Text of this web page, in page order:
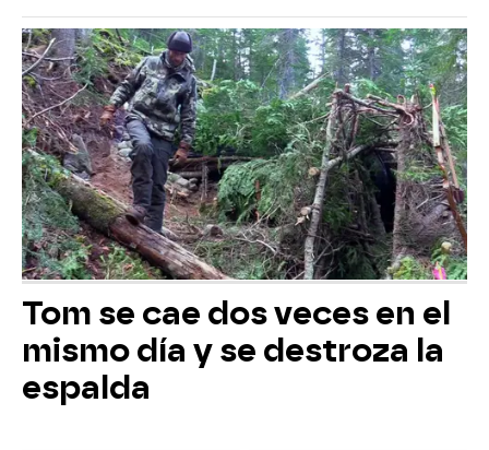
Tom se cae dos veces en el
mismo día y se destroza la
espalda